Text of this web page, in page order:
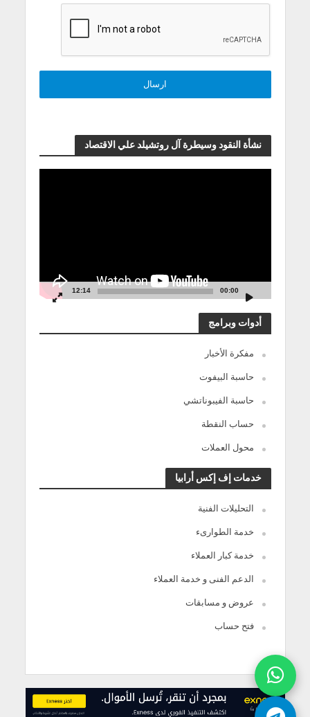
نشأة النقود وسيطرة آل روتشيلد علي الاقتصاد
00:00
12:14
أدوات وبرامج
مفكرة الأخبار
حاسبة البيفوت
حاسبة الفيبوناتشي
حساب النقطة
محول العملات
خدمات إف إكس أرابيا
التحليلات الفنية
خدمة الطوارىء
خدمة كبار العملاء
الدعم الفنى و خدمة العملاء
عروض و مسابقات
فتح حساب